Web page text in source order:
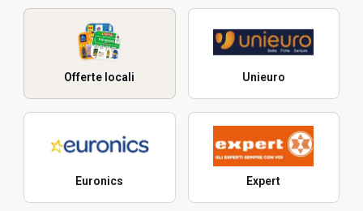
Offerte locali Unieuro
Euronics Expert